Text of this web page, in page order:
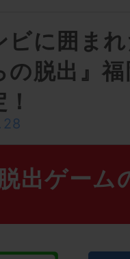
ビに囲ま
の脱出』
出ゲーム